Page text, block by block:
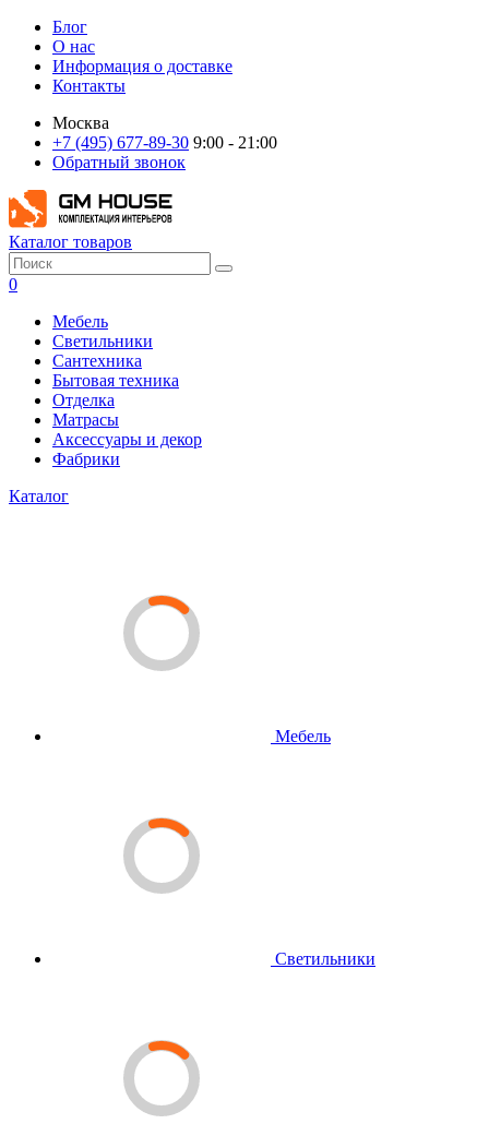
Блог
О нас
Информация о доставке
Контакты
Москва
+7 (495) 677-89-30 9:00 - 21:00
Обратный звонок
Каталог товаров
0
Мебель
Светильники
Сантехника
Бытовая техника
Отделка
Матрасы
Аксессуары и декор
Фабрики
Каталог
Мебель
Светильники